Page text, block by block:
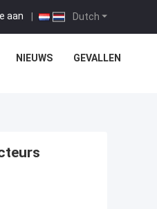
Dutch
aan |
NIEUWS GEVALLEN